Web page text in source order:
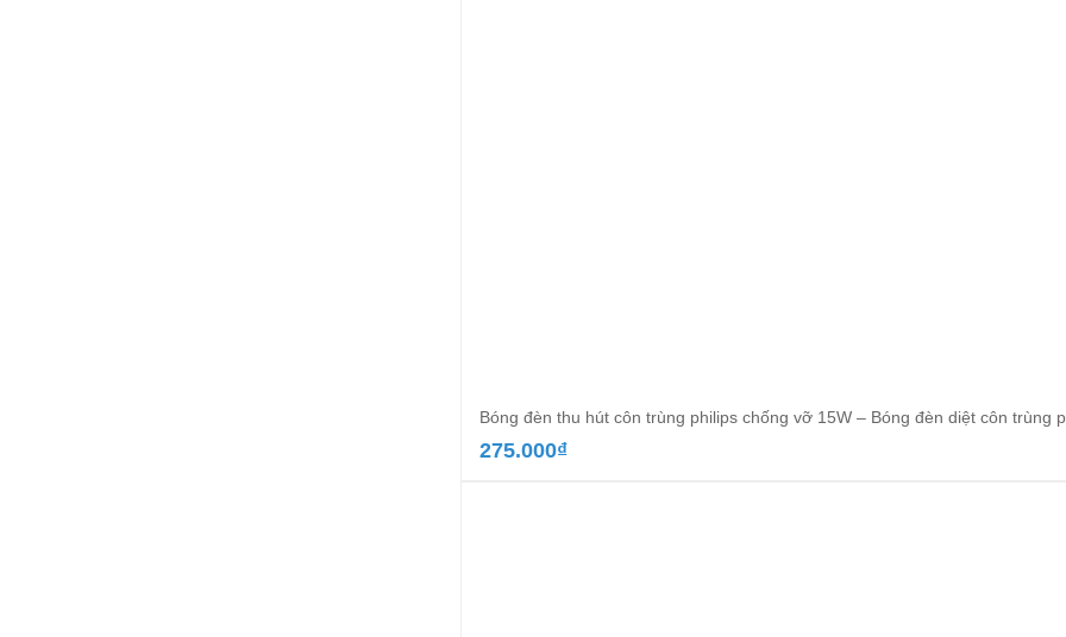
Bóng đèn thu hút côn trùng philips chống vỡ 15W – Bóng đèn diệt côn trùng
275.000₫